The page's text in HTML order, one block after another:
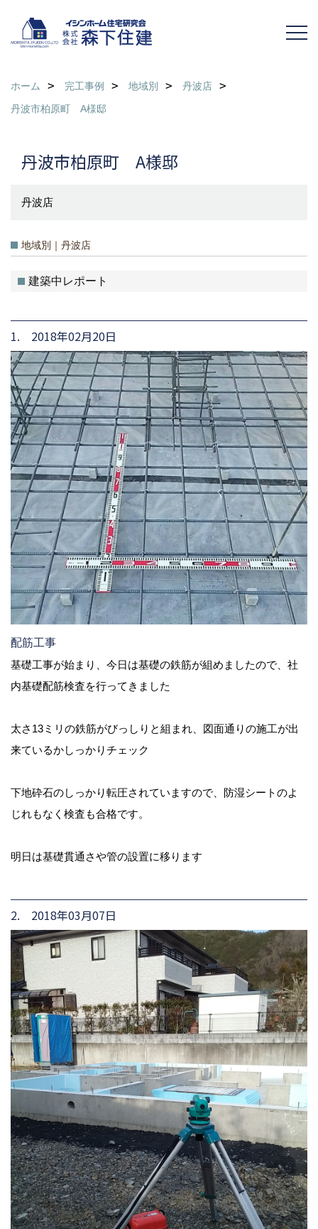
ホーム 完工事例 地域別
丹波店
丹波市柏原町 A様邸
丹波市柏原町 A様邸
丹波店
地域別｜丹波店
建築中レポート
1. 2018年02月20日
配筋工事
基礎工事が始まり、今日は基礎の鉄筋が組めましたので、社
内基礎配筋検査を行ってきました
太さ13ミリの鉄筋がびっしりと組まれ、図面通りの施工が出
来ているかしっかりチェック
下地砕石のしっかり転圧されていますので、防湿シートのよ
じれもなく検査も合格です。
明日は基礎貫通さや管の設置に移ります
2. 2018年03月07日